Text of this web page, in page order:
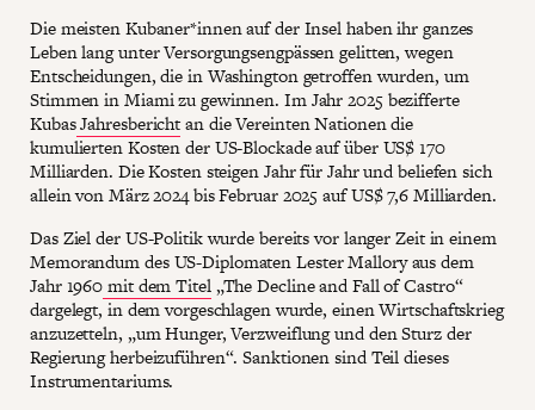
Die meisten Kubaner*innen auf der Insel haben ihr ganzes
Leben lang unter Versorgungsengpässen gelitten, wegen
Entscheidungen, die in Washington getroffen wurden, um
Stimmen in Miami zu gewinnen. Im Jahr 2025 bezifferte
KubasJahresberichtan die Vereinten Nationen die
kumulierten Kosten der US-Blockade auf über US$ 170
Milliarden. Die Kosten steigen Jahr für Jahr und beliefen sich
allein von März 2024 bis Februar 2025 auf US$ 7,6 Milliarden.
Das Ziel der US-Politik wurde bereits vor langer Zeit in einem
Memorandum des US-Diplomaten Lester Mallory aus dem
Jahr 1960mit dem Titel„The Decline and Fall of Castro“
dargelegt, in dem vorgeschlagen wurde, einen Wirtschaftskrieg
anzuzetteln, „um Hunger, Verzweiflung und den Sturz der
Regierung herbeizuführen“. Sanktionen sind Teil dieses
Instrumentariums.